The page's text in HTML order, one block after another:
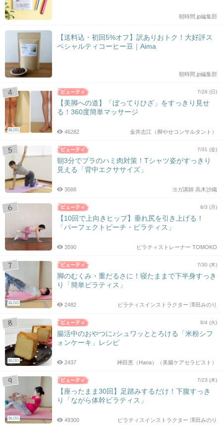
朝時間.jp編集部
【送料込・初回5%オフ】訳ありおトク！大好評ス
ペシャルティコーヒー豆｜Aima
朝時間.jp編集部
BLOG
7/26 (日)
【美脚への道】「ぼってりひざ」をすっきり見せ
る！360度簡単マッサージ
金井志江（脚やせコンサルタント）
46282
7/31 (金)
朝3分でブラのハミ肉対策！Tシャツ姿がすっきり
見える「背中エクササイズ」
ヨガ講師 高木沙織
3588
8/3 (月)
【10回で上向きヒップ】垂れ尻を引き上げる！
「パーフェクトピーチ・ピラティス」
ピラティストレーナー TOMOKO
3590
BLOG
7/30 (木)
脚のむくみ・重だるさに！寝たままで下半身すっき
り「簡単ピラティス」
ピラティスインストラクター 澤田みのり
2482
BLOG
8/4 (火)
腸活中のおやつに♪シュワッととろける「米粉シフ
ォンケーキ」レシピ
神田恵（Hana）（美腸ケアセラピスト）
2437
BLOG
7/23 (木)
【座ったまま30回】足踏みするだけ！下腹すっき
り「ながら体幹ピラティス」
ピラティスインストラクター 澤田みのり
49300